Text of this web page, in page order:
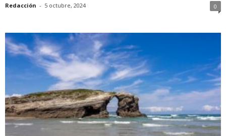
Redacción - 5 octubre, 2024 0